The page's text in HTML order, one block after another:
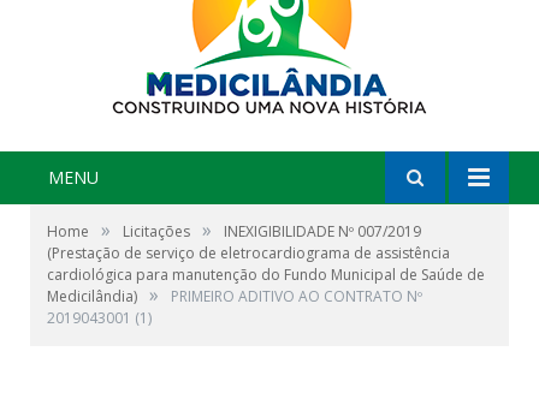
MENU
Home » Licitações »
INEXIGIBILIDADE Nº 007/2019
(Prestação de serviço de eletrocardiograma de assistência
cardiológica para manutenção do Fundo Municipal de Saúde de
Medicilândia) »
PRIMEIRO ADITIVO AO CONTRATO Nº
2019043001 (1)